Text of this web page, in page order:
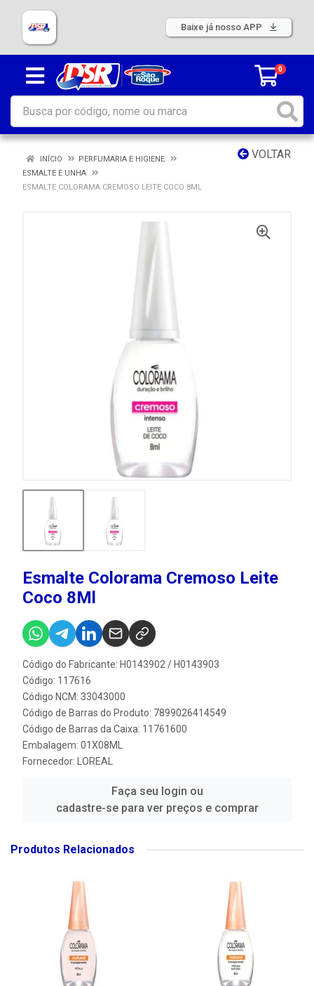
Baixe já nosso APP
0
VOLTAR
INÍCIO
PERFUMARIA E HIGIENE
ESMALTE E UNHA
ESMALTE COLORAMA CREMOSO LEITE COCO 8ML
Esmalte Colorama Cremoso Leite
Coco 8Ml
Código do Fabricante: H0143902 / H0143903
Código: 117616
Código NCM: 33043000
Código de Barras do Produto: 7899026414549
Código de Barras da Caixa: 11761600
Embalagem: 01X08ML
Fornecedor:
LOREAL
Faça seu login ou
cadastre-se para ver preços e comprar
Produtos Relacionados